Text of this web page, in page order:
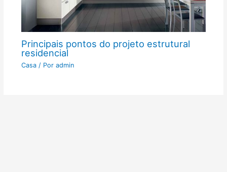
Principais pontos do projeto estrutural
residencial
Casa/ Por admin